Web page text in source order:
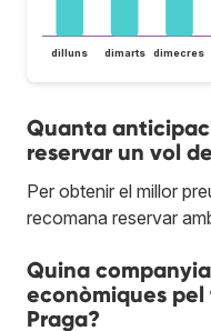
dilluns dimarts dimecres
Quanta
reservar un vol
Per obtenir el millor
recomana reservar
Quina
econòmiques
Praga?